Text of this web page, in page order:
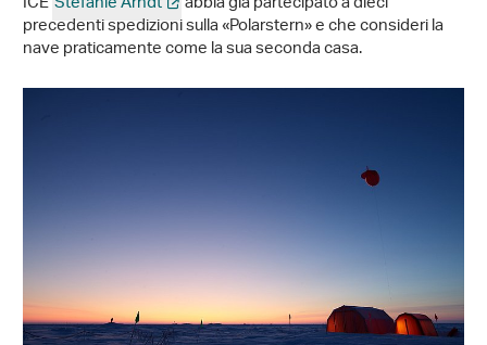
precedenti spedizioni sulla «Polarstern» e che consideri la
nave praticamente come la sua seconda casa.